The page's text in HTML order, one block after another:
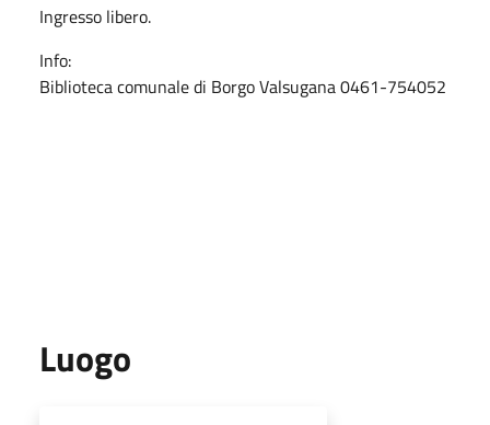
Ingresso libero.
Info:
Biblioteca comunale di Borgo Valsugana 0461-754052
Luogo